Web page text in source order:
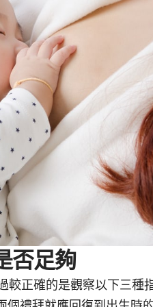
否足夠
正確的是觀察以下三種